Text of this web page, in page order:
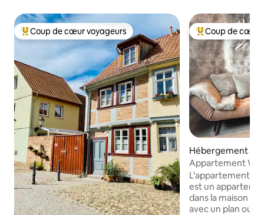
Coups de cœur voyageurs les plus appréciés
Coup de cœur voyageurs Coups de cœur
Coup de cœur
Hébergement ⋅
arz)
Appartement
moderne et
L'appartement
est un
dans la maison
avec un plan